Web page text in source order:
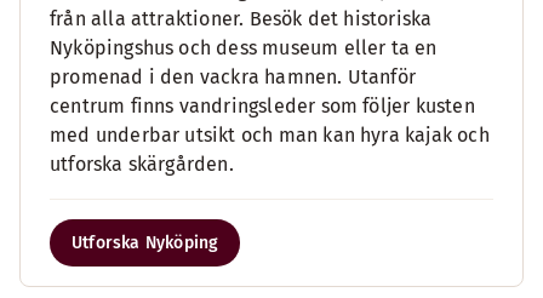
från alla attraktioner. Besök det historiska
Nyköpingshus och dess museum eller ta en
promenad i den vackra hamnen. Utanför
centrum finns vandringsleder som följer kusten
med underbar utsikt och man kan hyra kajak och
utforska skärgården.
Utforska Nyköping